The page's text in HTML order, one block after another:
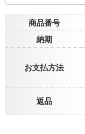
商品番号
納期
お支払方法
返品